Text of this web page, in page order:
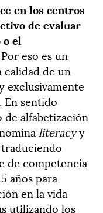
en los centros
de evaluar
el
eso es un
de un
exclusivamente
En sentido
alfabetización
literacyy
de competencia
años para
en la vida
utilizando los